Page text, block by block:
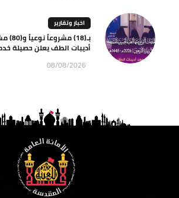
اخبار وتقارير
أديبات الطف يعلن حصيلة
08/08/2026